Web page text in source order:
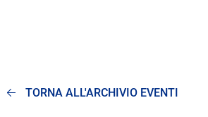
TORNA ALL'ARCHIVIO EVENTI